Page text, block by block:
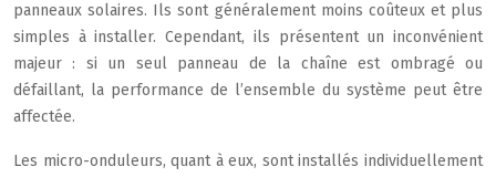
panneaux solaires. Ils sont généralement moins coûteux et plus
simples à installer. Cependant, ils présentent un inconvénient
majeur : si un seul panneau de la chaîne est ombragé ou
défaillant, la performance de l’ensemble du système peut être
affectée.
Les micro-onduleurs, quant à eux, sont installés individuellement